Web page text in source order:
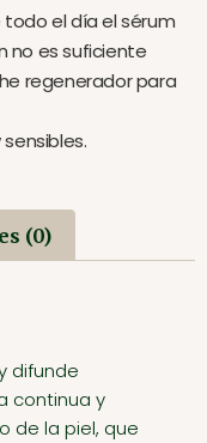
el día el sérum
no es suficiente
regenerador para
(0)
difunde
continua y
de la piel, que